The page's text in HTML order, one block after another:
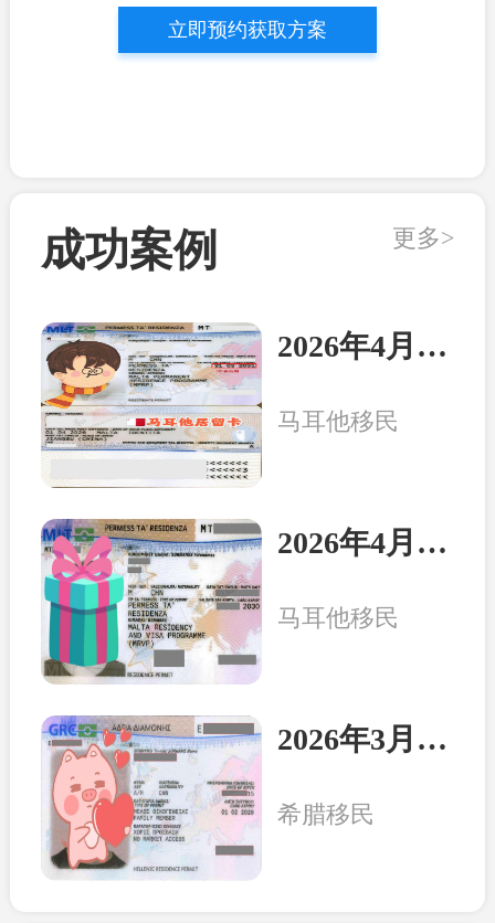
立即预约获取方案
成功案例 更多>
2026年4月21日：马耳他客户顺利收到永居卡
马耳他移民
2026年4月8日：马耳他客户一家三口收到永居卡
马耳他移民
2026年3月20日：希腊客户一家三口收获永居卡
希腊移民